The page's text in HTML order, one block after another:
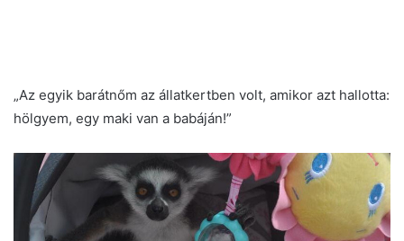
„Az egyik barátnőm az állatkertben volt, amikor azt hallotta:
hölgyem, egy maki van a babáján!”